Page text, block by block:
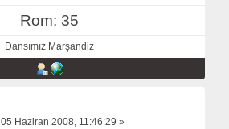
Rom: 35
Dansımız Marşandiz
05 Haziran 2008, 11:46:29 »